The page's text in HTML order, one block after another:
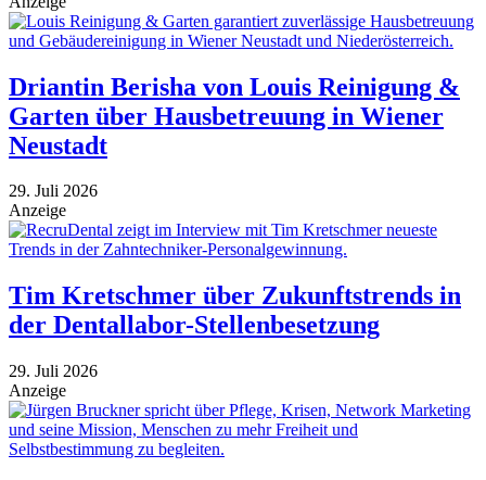
Driantin Berisha von Louis Reinigung &
Garten über Hausbetreuung in Wiener
Neustadt
29. Juli 2026
Anzeige
Tim Kretschmer über Zukunftstrends in
der Dentallabor-Stellenbesetzung
29. Juli 2026
Anzeige